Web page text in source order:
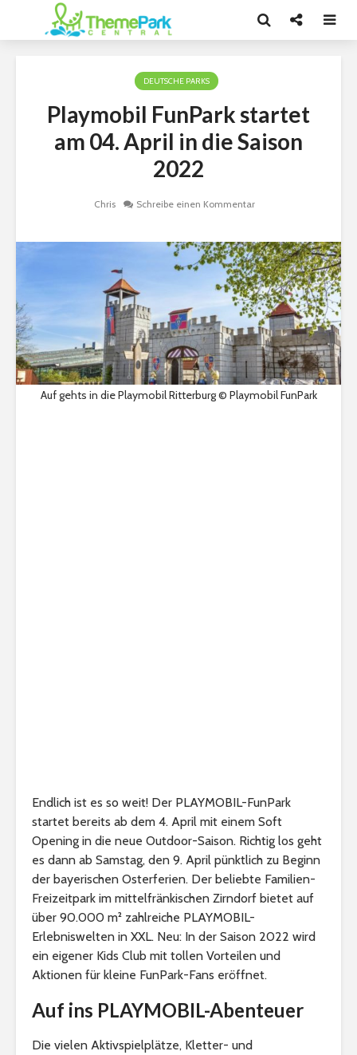
DEUTSCHE PARKS
Playmobil FunPark startet
am 04. April in die Saison
2022
Chris Schreibe einen Kommentar
Auf gehts in die Playmobil Ritterburg © Playmobil FunPark
Endlich ist es so weit! Der PLAYMOBIL-FunPark
startet bereits ab dem 4. April mit einem Soft
Opening in die neue Outdoor-Saison. Richtig los geht
es dann ab Samstag, den 9. April pünktlich zu Beginn
der bayerischen Osterferien. Der beliebte Familien-
Freizeitpark im mittelfränkischen Zirndorf bietet auf
über 90.000 m² zahlreiche PLAYMOBIL-
Erlebniswelten in XXL. Neu: In der Saison 2022 wird
ein eigener Kids Club mit tollen Vorteilen und
Aktionen für kleine FunPark-Fans eröffnet.
Auf ins PLAYMOBIL-Abenteuer
Die vielen Aktivspielplätze, Kletter- und